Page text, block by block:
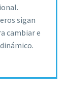
sigan
cambiar e